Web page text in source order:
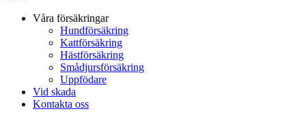
Våra försäkringar
Hundförsäkring
Kattförsäkring
Hästförsäkring
Smådjursförsäkring
Uppfödare
Vid skada
Kontakta oss